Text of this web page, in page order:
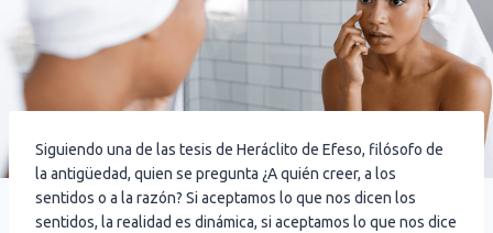
Siguiendo una de las tesis de Heráclito de Efeso, filósofo de
la antigüedad, quien se pregunta ¿A quién creer, a los
sentidos o a la razón? Si aceptamos lo que nos dicen los
sentidos, la realidad es dinámica, si aceptamos lo que nos dice